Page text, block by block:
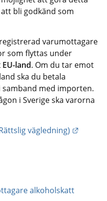
bli godkänd som
varumottagare
som flyttas under
land. Om du tar emot
ska du betala
med importen.
i Sverige ska varorna
vägledning)
alkoholskatt